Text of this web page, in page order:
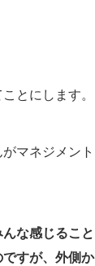
とにします。
マネジメント
な感じること
すが、外側か